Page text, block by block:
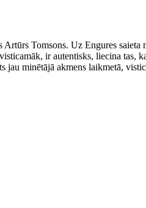
Tomsons. Uz Engures
ir autentisks, liecina
jau minētājā akmens laikmetā,